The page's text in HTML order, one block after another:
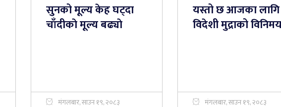
सुनको मूल्य केह घट्दा
चाँदीकाे मूल्य बढ्याे
मंगलबार, साउन १९, २०८३
यस्तो छ आजका लागि
विदेशी मुद्राको
मंगलबार, साउन १९, २०८३